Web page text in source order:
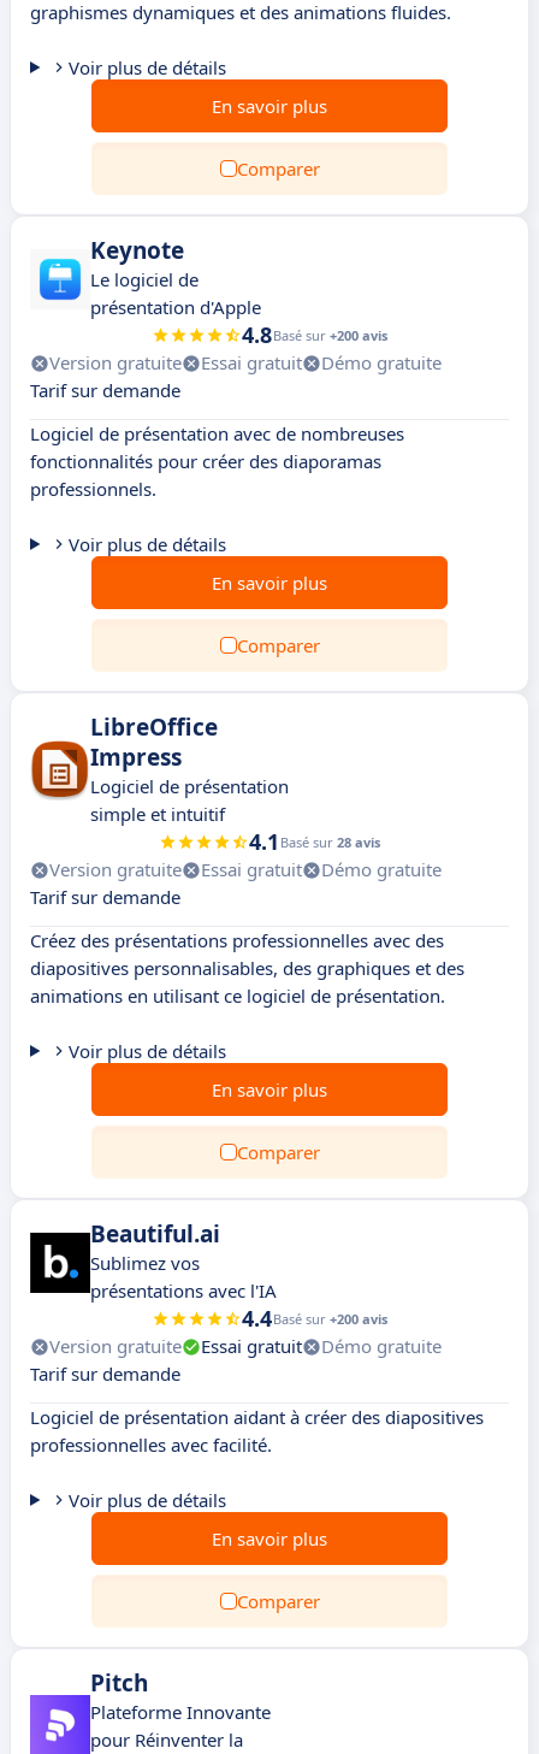
graphismes dynamiques et des animations fluides.
Voir plus de détails
En savoir plus
Comparer
Keynote
Le logiciel de
présentation d'Apple
4.8Basé sur +200 avis
Version gratuite Essai gratuit
Démo gratuite
Tarif sur demande
Logiciel de présentation avec de nombreuses
fonctionnalités pour créer des diaporamas
professionnels.
Voir plus de détails
En savoir plus
Comparer
LibreOffice
Impress
Logiciel de présentation
simple et intuitif
4.1 Basé sur 28 avis
Version gratuite Essai gratuit
Démo gratuite
Tarif sur demande
Créez des présentations professionnelles avec des
diapositives personnalisables, des graphiques et des
animations en utilisant ce logiciel de présentation.
Voir plus de détails
En savoir plus
Comparer
Beautiful.ai
Sublimez vos
présentations avec l'IA
4.4Basé sur +200 avis
Version gratuite Essai gratuit
Démo gratuite
Tarif sur demande
Logiciel de présentation aidant à créer des diapositives
professionnelles avec facilité.
Voir plus de détails
En savoir plus
Comparer
Pitch
Plateforme Innovante
pour Réinventer la